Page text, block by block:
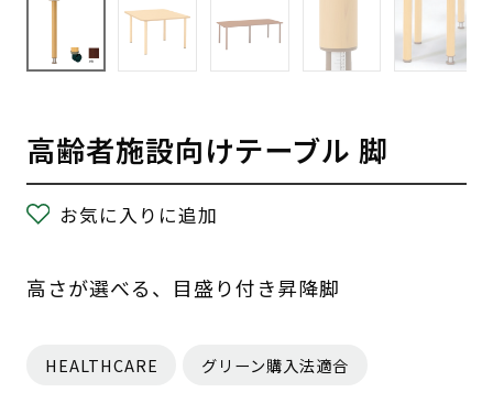
高齢者施設向けテーブル 脚
お気に入りに追加
高さが選べる、目盛り付き昇降脚
HEALTHCARE グリーン購入法適合